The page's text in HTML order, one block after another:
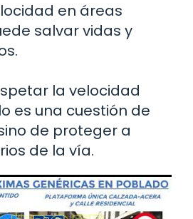
en áreas
salvar vidas y
la velocidad
es una cuestión de
de proteger a
de la vía.